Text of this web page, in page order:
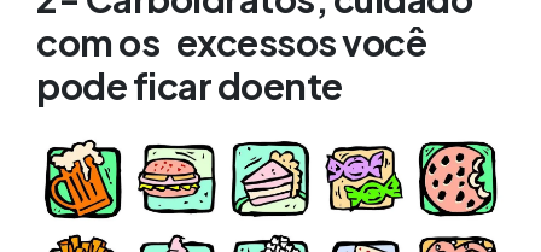
com os excessos você
pode ficar doente